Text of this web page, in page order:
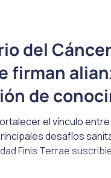
del
firman
de
el vínculo entre
desafíos
Finis Terrae